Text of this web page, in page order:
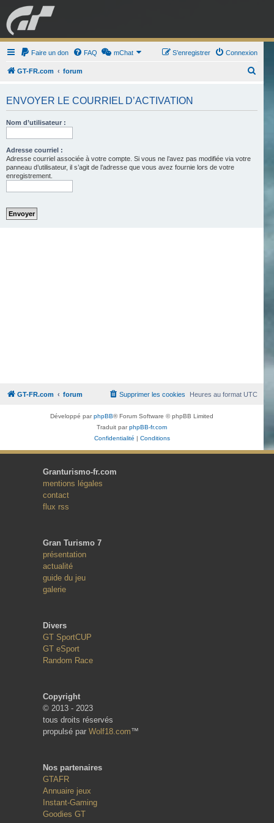
GRAN TURISMO FORUM
ESPORT BOUTIQUE
Faire un don FAQ mChat Connexion
S’enregistrer
GT-FR.com forum
ENVOYER LE COURRIEL D’ACTIVATION
Nom d’utilisateur :
Adresse courriel :
Adresse courriel associée à votre compte. Si vous ne l’avez pas modifiée via votre
panneau d’utilisateur, il s’agit de l’adresse que vous avez fournie lors de votre
enregistrement.
GT-FR.com forum Heures au formatUTC
Supprimer les cookies
Développé parphpBB® Forum Software © phpBB Limited
Traduit parphpBB-fr.com
Confidentialité | Conditions
Granturismo-fr.com
mentions légales
contact
flux rss
Gran Turismo 7
présentation
actualité
guide du jeu
galerie
Divers
GT SportCUP
GT eSport
Random Race
Copyright
© 2013 - 2023
tous droits réservés
propulsé par Wolf18.com™
Nos partenaires
GTAFR
Annuaire jeux
Instant-Gaming
Goodies GT